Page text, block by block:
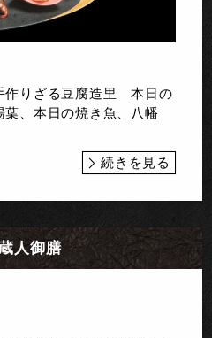
りざる豆腐造里 本日の
、本日の焼き魚、八幡
続きを見る
人御膳